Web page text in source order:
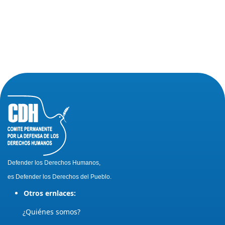
Defender los Derechos Humanos,
es Defender los Derechos del Pueblo.
Otros ernlaces:
¿Quiénes somos?